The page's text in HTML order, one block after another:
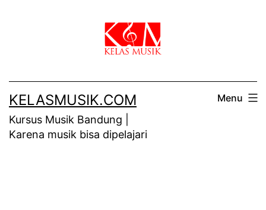
KELASMUSIK.COM
Kursus Musik Bandung |
Karena musik bisa dipelajari
Menu